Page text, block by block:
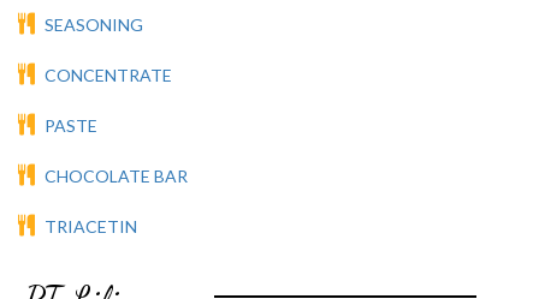
SEASONING
CONCENTRATE
PASTE
CHOCOLATE BAR
TRIACETIN